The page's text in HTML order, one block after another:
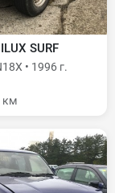
SURF
• 1996 г.
км